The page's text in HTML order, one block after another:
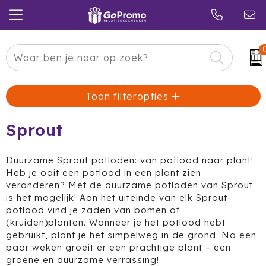
Kerstpakketten
Pakketten
Duurzaam
Give-aways
Huis & Tuin
Keuken
Eten & Drinken
Carnaval
Koningsdag
Sinterklaas
Kerst
Eindejaar
Pride Month
24 ICE
Air Up
Amuse
Anker
BE O
Belkin
Toon filteropties
Sprout
Duurzame Sprout potloden: van potlood naar plant!
Heb je ooit een potlood in een plant zien
veranderen? Met de duurzame potloden van Sprout
is het mogelijk! Aan het uiteinde van elk Sprout-
potlood vind je zaden van bomen of
(kruiden)planten. Wanneer je het potlood hebt
gebruikt, plant je het simpelweg in de grond. Na een
paar weken groeit er een prachtige plant – een
groene en duurzame verrassing!